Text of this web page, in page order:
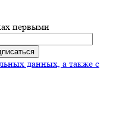
первыми
данных, а также с